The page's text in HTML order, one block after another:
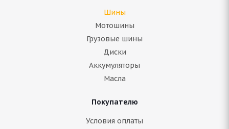
Amtel NordMaster Evo 185/65 R14 82T
Шины
Мотошины
Грузовые шины
Диски
Аккумуляторы
Масла
Покупателю
Условия оплаты